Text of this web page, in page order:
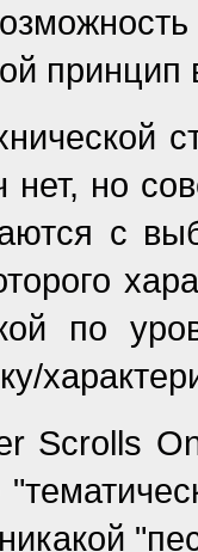
принцип
нет, но
с
по
Scrolls